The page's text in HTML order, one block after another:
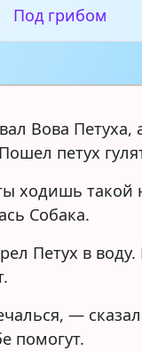
Под грибом
Вова Петуха,
петух
ходишь такой
Собака.
Петух в
—
помогут.